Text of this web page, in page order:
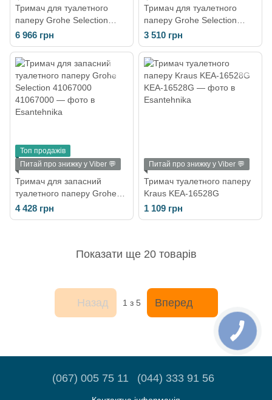
Тримач для туалетного
паперу Grohe Selection
41069000
6 966 грн
Тримач для туалетного
паперу Grohe Selection
41068000
3 510 грн
Топ продажів
Питай про знижку у Viber 💬
Тримач для запасний
туалетного паперу Grohe
Selection 41067000
4 428 грн
Питай про знижку у Viber 💬
Тримач туалетного паперу
Kraus KEA-16528G
1 109 грн
Показати ще 20 товарів
Назад 1 з 5 Вперед
(067) 005 75 11 (044) 333 91 56